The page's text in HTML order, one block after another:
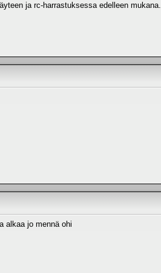
ja rc-harrastuksessa edelleen mukana.
alkaa jo mennä ohi